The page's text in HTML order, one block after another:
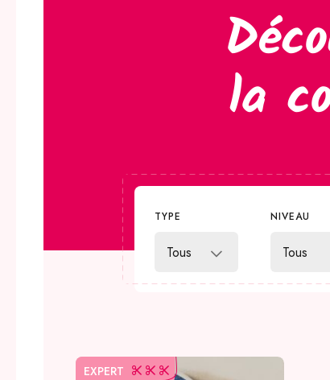
la
TYPE NIVEAU
EXPERT